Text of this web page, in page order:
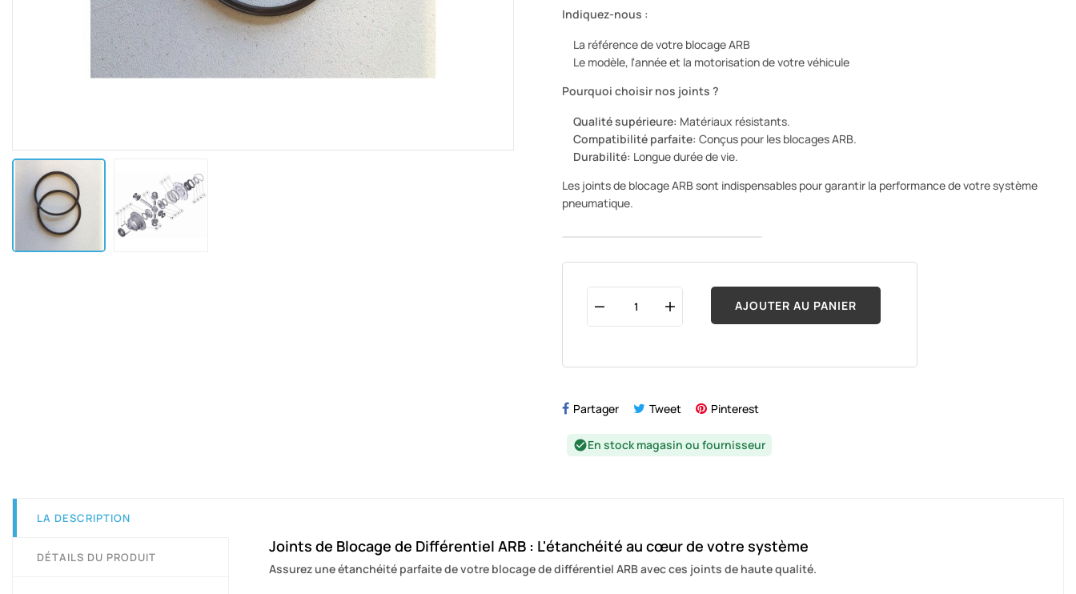
Indiquez-nous :
La référence de votre blocage ARB
Le modèle, l'année et la motorisation de votre véhicule
Pourquoi choisir nos joints ?
Qualité supérieure: Matériaux résistants.
Compatibilité parfaite: Conçus pour les blocages ARB.
Durabilité: Longue durée de vie.
Les joints de blocage ARB sont indispensables pour garantir la performance de votre système
pneumatique.
AJOUTER AU PANIER
Partager Tweet Pinterest
check_circleEn stock magasin ou fournisseur
LA DESCRIPTION
DÉTAILS DU PRODUIT
Joints de Blocage de Différentiel ARB : L'étanchéité au cœur de votre système
Assurez une étanchéité parfaite de votre blocage de différentiel ARB avec ces joints de haute qualité.